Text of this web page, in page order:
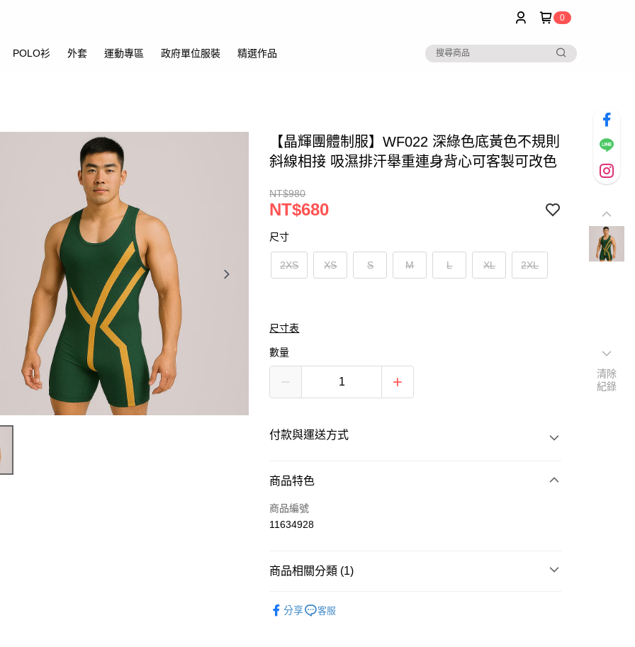
0
POLO衫 外套 運動專區 政府單位服裝 精選作品
【晶輝團體制服】WF022 深綠色底黃色不規則
斜線相接 吸濕排汗舉重連身背心可客製可改色
NT$980
NT$680
尺寸
2XS XS S M L XL 2XL
尺寸表
數量
付款與運送方式
付款方式
信用卡一次付款
黑貓
商品特色
商品編號
11634928
商品相關分類 (1)
分享
客服
清除
紀錄